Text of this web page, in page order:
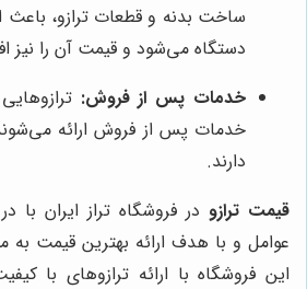
ساخت بدنه و قطعات ترازو، باعث
دستگاه می‌شود و قیمت آن را نیز
خدمات پس از فروش:
خدمات پس از فروش ارائه
دارند.
قیمت ترازو در فروشگاه تراز ایران با
عوامل و با هدف ارائه بهترین قیمت
این فروشگاه با ارائه ترازوهای با